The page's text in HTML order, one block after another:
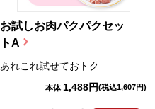
お試しお肉パクパクセッ
トA
あれこれ試せておトク
本体 1,488円(税込1,607円)